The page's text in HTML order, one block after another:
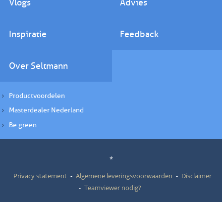
Vlogs Advies
Inspiratie Feedback
Over Seltmann
Productvoordelen
Masterdealer Nederland
Be green
*
Privacy statement
Algemene leveringsvoorwaarden
Disclaimer
Teamviewer nodig?